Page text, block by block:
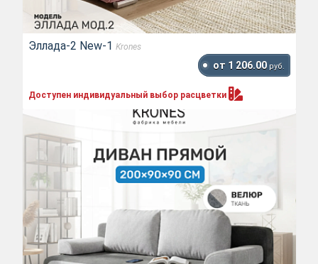
Эллада-2 New-1 Krones
от 1 206.00 руб.
Доступен индивидуальный выбор расцветки